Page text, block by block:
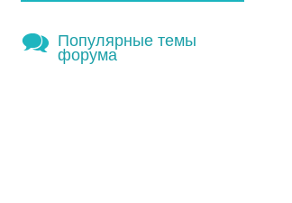
Популярные темы
форума